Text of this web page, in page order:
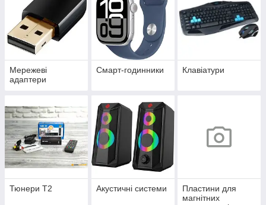
Мережеві
адаптери
Смарт-годинники Клавіатури
Тюнери Т2 Акустичні системи
Пластини для
магнітних